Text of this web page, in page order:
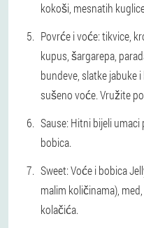
kokoši, mesnatih
Povrće i voće: tikvice,
kupus, šargarepa,
bundeve, slatke jabuke
sušeno voće. Vružite
Sause: Hitni bijeli
bobica.
Sweet: Voće i bobica
malim količinama),
kolačića.